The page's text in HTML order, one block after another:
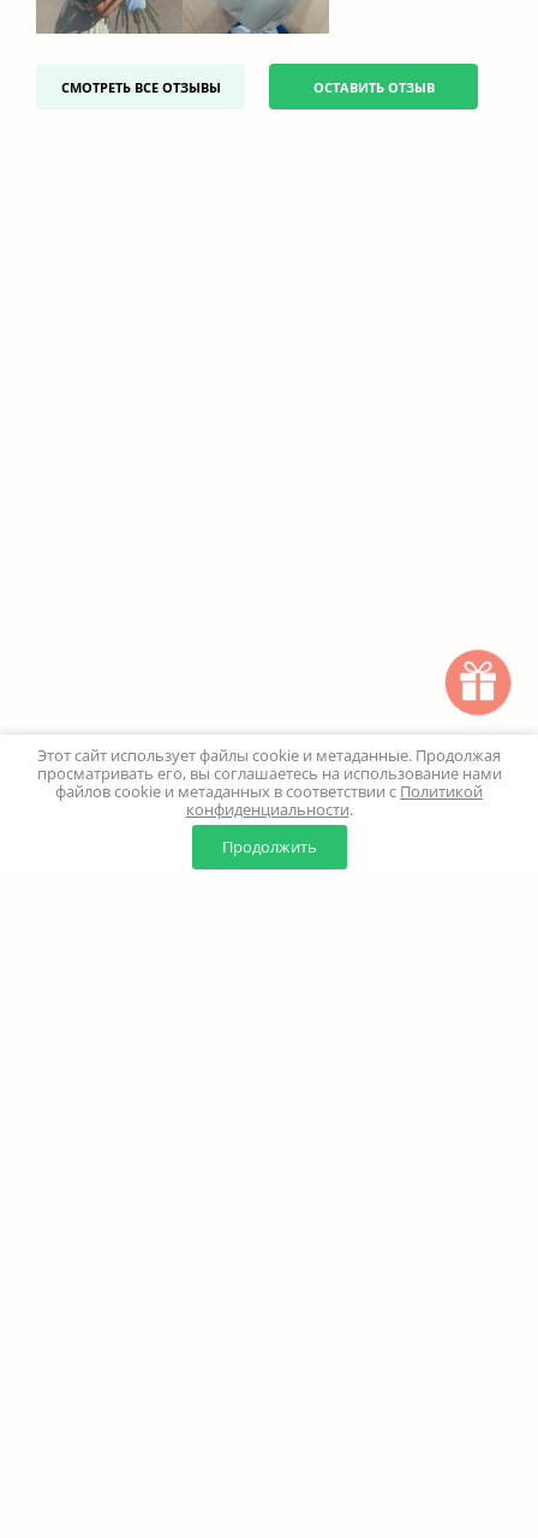
СМОТРЕТЬ ВСЕ ОТЗЫВЫ ОСТАВИТЬ ОТЗЫВ
0
Корзина
Этот сайт использует файлы cookie и метаданные. Продолжая
просматривать его, вы соглашаетесь на использование нами
файлов cookie и метаданных в соответствии с Политикой
конфиденциальности.
Продолжить